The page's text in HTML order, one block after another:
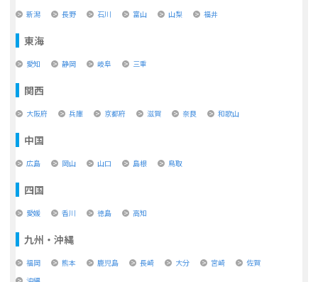
新潟 長野 石川 富山 山梨 福井
東海
愛知 静岡 岐阜 三重
関西
大阪府 兵庫 京都府 滋賀 奈良 和歌山
中国
広島 岡山 山口 島根 鳥取
四国
愛媛 香川 徳島 高知
九州・沖縄
福岡 熊本 鹿児島 長崎 大分 宮崎
佐賀
沖縄